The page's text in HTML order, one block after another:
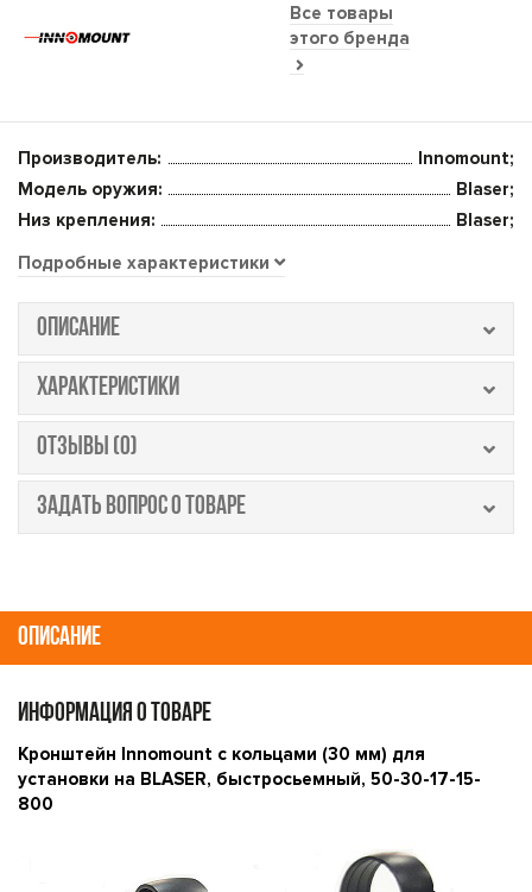
Все товары
этого бренда
Производитель:
Innomount;
Модель оружия:
Blaser;
Низ крепления:
Blaser;
Подробные характеристики
ОПИСАНИЕ
ХАРАКТЕРИСТИКИ
ОТЗЫВЫ (0)
ЗАДАТЬ ВОПРОС О ТОВАРЕ
ОПИСАНИЕ
ИНФОРМАЦИЯ О ТОВАРЕ
Кронштейн Innomount с кольцами (30 мм) для
установки на BLASER, быстросьемный, 50-30-17-15-
800